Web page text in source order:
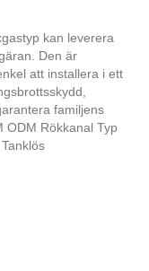
kan leverera
Den är
att installera i ett
familjens
ODM Rökkanal Typ